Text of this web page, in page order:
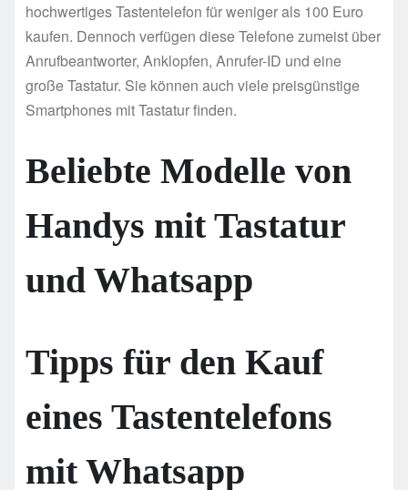
hochwertiges Tastentelefon für weniger als 100 Euro
kaufen. Dennoch verfügen diese Telefone zumeist über
Anrufbeantworter, Anklopfen, Anrufer-ID und eine
große Tastatur. Sie können auch viele preisgünstige
Smartphones mit Tastatur finden.
Beliebte Modelle von
Handys mit Tastatur
und Whatsapp
Tipps für den Kauf
eines Tastentelefons
mit Whatsapp